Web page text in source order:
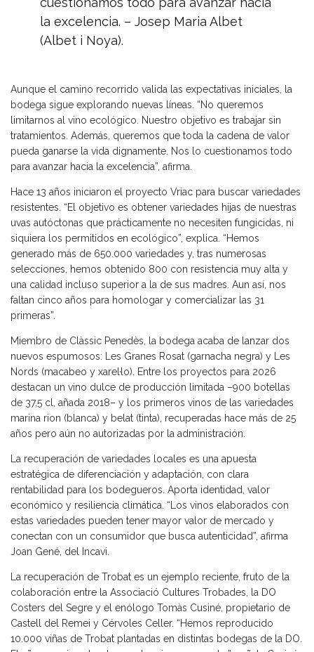
la excelencia. – Josep Maria Albet
(Albet i Noya).
Aunque el camino recorrido valida las expectativas iniciales, la
bodega sigue explorando nuevas líneas. “No queremos
limitarnos al vino ecológico. Nuestro objetivo es trabajar sin
tratamientos. Además, queremos que toda la cadena de valor
pueda ganarse la vida dignamente. Nos lo cuestionamos todo
para avanzar hacia la excelencia”, afirma.
Hace 13 años iniciaron el proyecto Vriac para buscar variedades
resistentes. “El objetivo es obtener variedades hijas de nuestras
uvas autóctonas que prácticamente no necesiten fungicidas, ni
siquiera los permitidos en ecológico”, explica. “Hemos
generado más de 650.000 variedades y, tras numerosas
selecciones, hemos obtenido 800 con resistencia muy alta y
una calidad incluso superior a la de sus madres. Aun así, nos
faltan cinco años para homologar y comercializar las 31
primeras”.
Miembro de Clàssic Penedès, la bodega acaba de lanzar dos
nuevos espumosos: Les Granes Rosat (garnacha negra) y Les
Nords (macabeo y xarel·lo). Entre los proyectos para 2026
destacan un vino dulce de producción limitada –900 botellas
de 37,5 cl, añada 2018– y los primeros vinos de las variedades
marina rion (blanca) y belat (tinta), recuperadas hace más de 25
años pero aún no autorizadas por la administración.
La recuperación de variedades locales es una apuesta
estratégica de diferenciación y adaptación, con clara
rentabilidad para los bodegueros. Aporta identidad, valor
económico y resiliencia climática. “Los vinos elaborados con
estas variedades pueden tener mayor valor de mercado y
conectan con un consumidor que busca autenticidad”, afirma
Joan Gené, del Incavi.
La recuperación de Trobat es un ejemplo reciente, fruto de la
colaboración entre la Associació Cultures Trobades, la DO
Costers del Segre y el enólogo Tomàs Cusiné, propietario de
Castell del Remei y Cérvoles Celler. “Hemos reproducido
10.000 viñas de Trobat plantadas en distintas bodegas de la DO.